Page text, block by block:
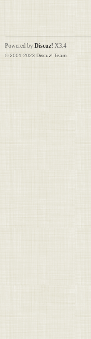
Powered by Discuz! X3.4
© 2001-2023 Discuz! Team